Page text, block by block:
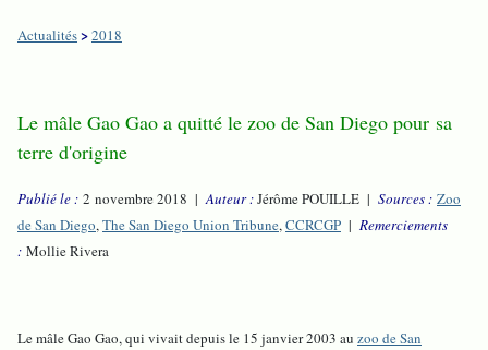
Actualités>2018
Le mâle Gao Gao a quitté le zoo de San Diego pour sa
terre d'origine
Publié le : 2 novembre 2018 |Auteur :Jérôme POUILLE | Sources : Zoo
de San Diego,The San Diego Union Tribune,CCRCGP | Remerciements
: Mollie Rivera
Le mâle Gao Gao, qui vivait depuis le 15 janvier 2003 au zoo de San